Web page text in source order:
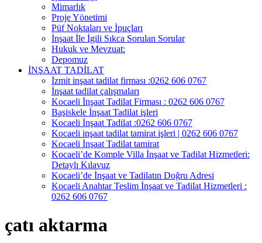
Mimarlık
Proje Yönetimi
Püf Noktaları ve İpuçları
İnşaat İle İgili Sıkca Sorulan Sorular
Hukuk ve Mevzuat:
Depomuz
İNŞAAT TADİLAT
İzmit inşaat tadilat firması :0262 606 0767
İnşaat tadilat çalışmaları
Kocaeli İnşaat Tadilat Firması : 0262 606 0767
Başiskele İnşaat Tadilat işleri
Kocaeli İnşaat Tadilat :0262 606 0767
Kocaeli inşaat tadilat tamirat işleri | 0262 606 0767
Kocaeli İnşaat Tadilat tamirat
Kocaeli’de Komple Villa İnşaat ve Tadilat Hizmetleri:
Detaylı Kılavuz
Kocaeli’de İnşaat ve Tadilatın Doğru Adresi
Kocaeli Anahtar Teslim İnşaat ve Tadilat Hizmetleri :
0262 606 0767
çatı aktarma